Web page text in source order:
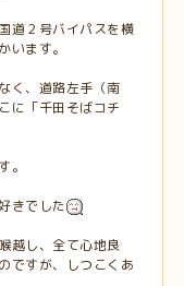
道２号バイパスを横
います。
く、道路左手（南
に「千田そばコチ
。
きでした
越し、全て心地良
ですが、しつこくあ